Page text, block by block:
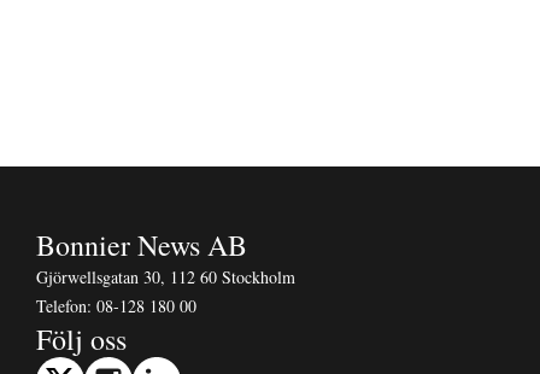
Bonnier News AB
Gjörwellsgatan 30, 112 60 Stockholm
Telefon: 08-128 180 00
Följ oss